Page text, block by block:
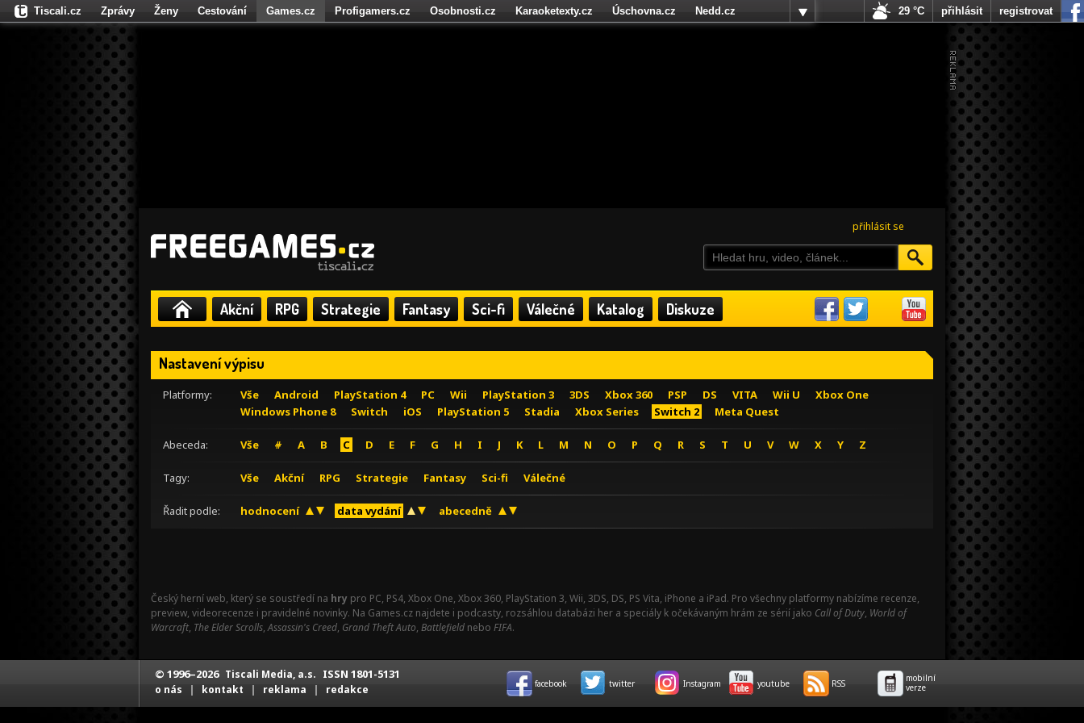
přihlásit se
Akční RPG Strategie Fantasy Sci-fi Válečné Katalog Diskuze
Nastavení výpisu
Platformy: Vše Android PlayStation 4 PC Wii PlayStation 3 3DS Xbox 360 PSP DS VITA Wii U
Xbox One
Windows Phone 8
Switch iOS PlayStation 5 Stadia Xbox Series Switch 2 Meta Quest
Abeceda: Vše # A B C D E F G H I J K L M N O P Q R S T U V W X Y Z
Tagy: Vše Akční RPG Strategie Fantasy Sci-fi Válečné
Řadit podle: hodnocení data vydání abecedně
Český herní web, který se soustředí na hry pro PC, PS4, Xbox One, Xbox 360, PlayStation 3, Wii, 3DS, DS, PS Vita, iPhone a iPad. Pro všechny platformy nabízíme recenze,
preview, videorecenze i pravidelné novinky. Na Games.cz najdete i podcasty, rozsáhlou databázi her a speciály k očekávaným hrám ze sérií jako Call of Duty, World of
Warcraft, The Elder Scrolls,Assassin's Creed, Grand Theft Auto, Battlefield nebo FIFA.
Tiscali.cz Zprávy Ženy Cestování Games.cz Profigamers.cz Osobnosti.cz Karaoketexty.cz Úschovna.cz
Nedd.cz
Fights.cz
29 °C přihlásit registrovat
© 1996–2026 Tiscali Media, a.s. ISSN 1801-5131
o nás | kontakt | reklama | redakce facebook twitter Instagram youtube RSS
mobilní
verze